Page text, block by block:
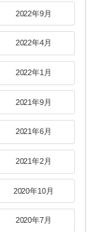
2022年9月
2022年4月
2022年1月
2021年9月
2021年6月
2021年2月
2020年10月
2020年7月